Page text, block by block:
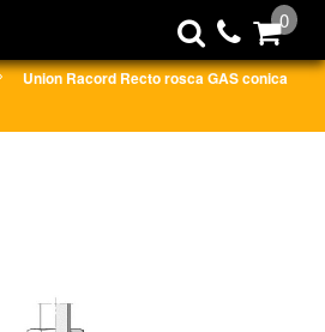
Union Racord Recto rosca GAS conica
0